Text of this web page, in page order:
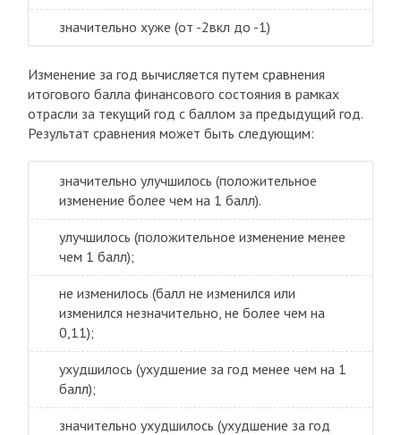
значительно хуже (от -2вкл до -1)
Изменение за год вычисляется путем сравнения
итогового балла финансового состояния в рамках
отрасли за текущий год с баллом за предыдущий год.
Результат сравнения может быть следующим:
значительно улучшилось (положительное
изменение более чем на 1 балл).
улучшилось (положительное изменение менее
чем 1 балл);
не изменилось (балл не изменился или
изменился незначительно, не более чем на
0,11);
ухудшилось (ухудшение за год менее чем на 1
балл);
значительно ухудшилось (ухудшение за год